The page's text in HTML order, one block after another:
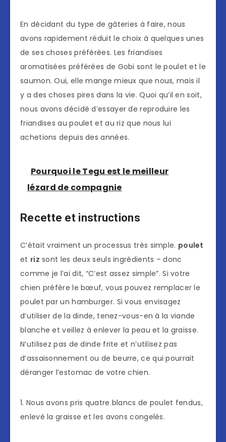
En décidant du type de gâteries à faire, nous
avons rapidement réduit le choix à quelques unes
de ses choses préférées. Les friandises
aromatisées préférées de Gobi sont le poulet et le
saumon. Oui, elle mange mieux que nous, mais il
y a des choses pires dans la vie. Quoi qu’il en soit,
nous avons décidé d’essayer de reproduire les
friandises au poulet et au riz que nous lui
achetions depuis des années.
Pourquoi le Tegu est le meilleur
lézard de compagnie
Recette et instructions
C’était vraiment un processus très simple. poulet
et riz sont les deux seuls ingrédients – donc
comme je l’ai dit, “C’est assez simple”. Si votre
chien préfère le bœuf, vous pouvez remplacer le
poulet par un hamburger. Si vous envisagez
d’utiliser de la dinde, tenez-vous-en à la viande
blanche et veillez à enlever la peau et la graisse.
N’utilisez pas de dinde frite et n’utilisez pas
d’assaisonnement ou de beurre, ce qui pourrait
déranger l’estomac de votre chien.
1. Nous avons pris quatre blancs de poulet fendus,
enlevé la graisse et les avons congelés.